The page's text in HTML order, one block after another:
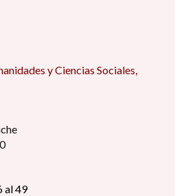
y Ciencias Sociales,
al 49